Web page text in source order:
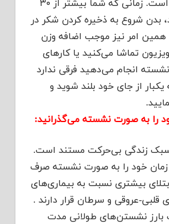
و غیر فعال بودن است. زمانی که شما بیشتر از ۳۰
بدن شروع به ذخیره کردن شکر در
امر نیز موجب اضافه وزن
تماشا می‌کنید یا کارهای
انجام می‌دهید فرقی ندارد
۳۰ دقیقه یکبار از جای خود بلند شوید و
را به صورت نشسته می‌گذرانید:
زندگی بی‌حرکت مستند است.
زمان خود را به صورت نشسته صرف
بیشتری نسبت به بیماری‌های
قلبی-عروقی و سرطان قرار دارند .
بارز نشستن‌های طولانی مدت